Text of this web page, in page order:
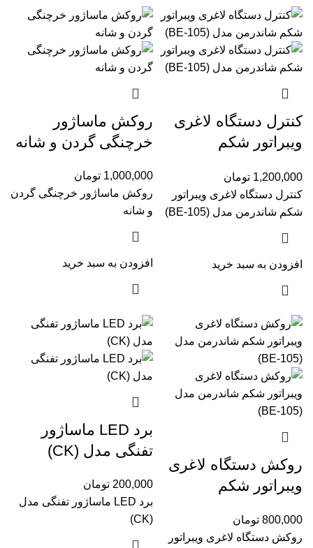
کنترل دستگاه لاغری
ویبراتور شکم
105) (بدون سیم)
1,200,000 تومان
کنترل دستگاه لاغری ویبراتور
شکم شاندرمن مدل (BE-105)
افزودن به سبد خرید
روکش ماساژور
خرچنگی گردن و شانه
1,000,000 تومان
روکش ماساژور خرچنگی گردن
و شانه
افزودن به سبد خرید
روکش دستگاه لاغری
ویبراتور شکم
105)
800,000 تومان
روکش دستگاه لاغری ویبراتور
برد LED ماساژور
تفنگی مدل (CK)
200,000 تومان
برد LED ماساژور تفنگی مدل
(CK)